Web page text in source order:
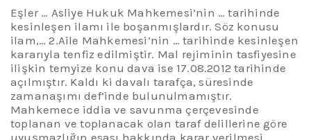
Eşler … Asliye Hukuk Mahkemesi’nin … tarihinde
kesinleşen ilamı ile boşanmışlardır. Söz konusu
ilam,… 2.Aile Mahkemesi’nin … tarihinde kesinleşen
kararıyla tenfiz edilmiştir. Mal rejiminin tasfiyesine
ilişkin temyize konu dava ise 17.08.2012 tarihinde
açılmıştır. Kaldı kidavalı tarafça, süresinde
zamanaşımı def’inde bulunulmamıştır.
Mahkemece iddia ve savunma çerçevesinde
toplanan ve toplanacak olan taraf delillerine göre
uyuşmazlığın esası hakkında karar verilmesi